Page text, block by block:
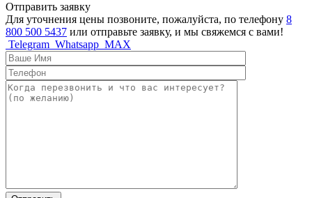
Отправить заявку
Для уточнения цены позвоните, пожалуйста, по телефону 8
800 500 5437 или отправьте заявку, и мы свяжемся с вами!
Telegram Whatsapp MAX